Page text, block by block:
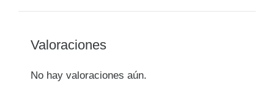
Valoraciones
No hay valoraciones aún.